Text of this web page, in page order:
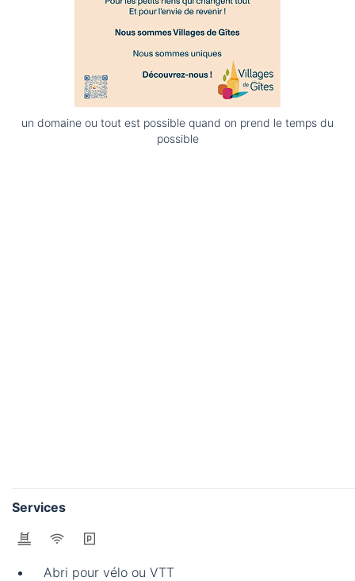
un domaine ou tout est possible quand on prend le temps du
possible
Services
Abri pour vélo ou VTT